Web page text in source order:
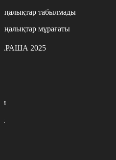
табылмады
мұрағаты
2025